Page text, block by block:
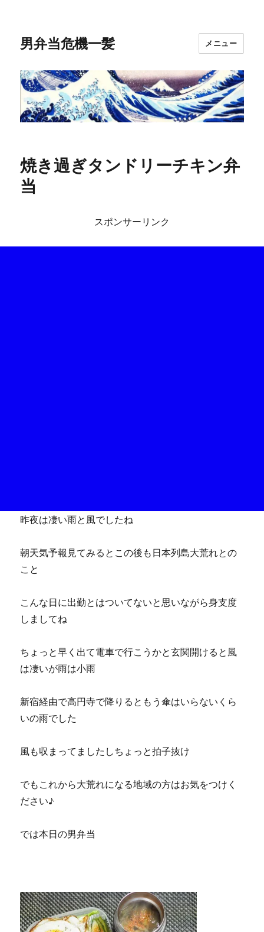
男弁当危機一髪 メニュー
焼き過ぎタンドリーチキン弁
当
スポンサーリンク
昨夜は凄い雨と風でしたね
朝天気予報見てみるとこの後も日本列島大荒れとの
こと
こんな日に出勤とはついてないと思いながら身支度
しましてね
ちょっと早く出て電車で行こうかと玄関開けると風
は凄いが雨は小雨
新宿経由で高円寺で降りるともう傘はいらないくら
いの雨でした
風も収まってましたしちょっと拍子抜け
でもこれから大荒れになる地域の方はお気をつけく
ださい♪
では本日の男弁当